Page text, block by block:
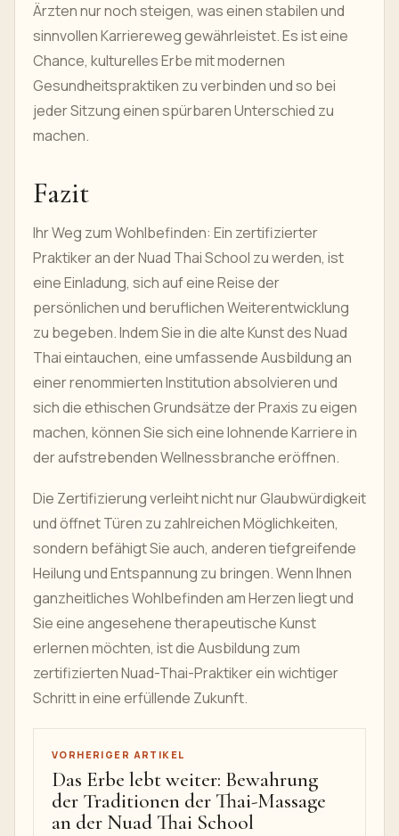
Ärzten nur noch steigen, was einen stabilen und
sinnvollen Karriereweg gewährleistet. Es ist eine
Chance, kulturelles Erbe mit modernen
Gesundheitspraktiken zu verbinden und so bei
jeder Sitzung einen spürbaren Unterschied zu
machen.
Fazit
Ihr Weg zum Wohlbefinden: Ein zertifizierter
Praktiker an der Nuad Thai School zu werden, ist
eine Einladung, sich auf eine Reise der
persönlichen und beruflichen Weiterentwicklung
zu begeben. Indem Sie in die alte Kunst des Nuad
Thai eintauchen, eine umfassende Ausbildung an
einer renommierten Institution absolvieren und
sich die ethischen Grundsätze der Praxis zu eigen
machen, können Sie sich eine lohnende Karriere in
der aufstrebenden Wellnessbranche eröffnen.
Die Zertifizierung verleiht nicht nur Glaubwürdigkeit
und öffnet Türen zu zahlreichen Möglichkeiten,
sondern befähigt Sie auch, anderen tiefgreifende
Heilung und Entspannung zu bringen. Wenn Ihnen
ganzheitliches Wohlbefinden am Herzen liegt und
Sie eine angesehene therapeutische Kunst
erlernen möchten, ist die Ausbildung zum
zertifizierten Nuad-Thai-Praktiker ein wichtiger
Schritt in eine erfüllende Zukunft.
VORHERIGER ARTIKEL
Das Erbe lebt weiter: Bewahrung
der Traditionen der Thai-Massage
an der Nuad Thai School